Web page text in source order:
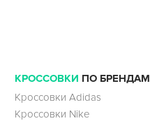
КРОССОВКИ ПО БРЕНДАМ
Кроссовки Adidas
Кроссовки Nike